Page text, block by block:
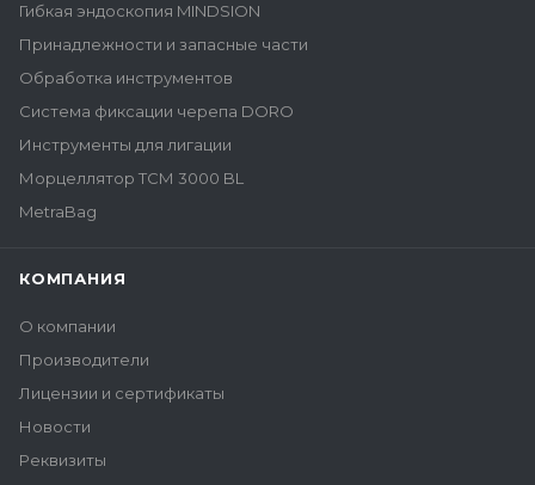
Гибкая эндоскопия MINDSION
Принадлежности и запасные части
Обработка инструментов
Система фиксации черепа DORO
Инструменты для лигации
Морцеллятор ТСМ 3000 BL
MetraBag
КОМПАНИЯ
О компании
Производители
Лицензии и сертификаты
Новости
Реквизиты